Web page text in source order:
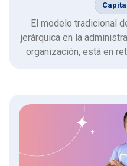
El modelo tradicional
jerárquica en la
organización, está en